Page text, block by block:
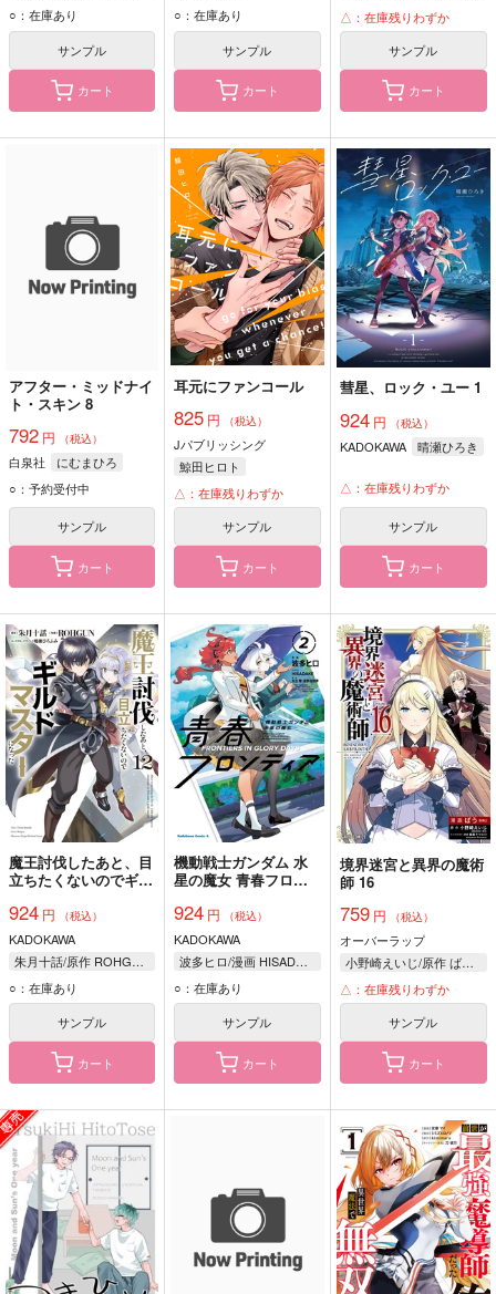
○：在庫あり
サンプル
カート
裏地ろくろ/原作
○：在庫あり
サンプル
カート
△：在庫残りわずか
サンプル
カート
アフター・ミッドナイ
ト・スキン 8
792 円 （税込）
白泉社
にむまひろ
○：予約受付中
サンプル
カート
耳元にファンコール
825 円 （税込）
Jパブリッシング
鯨田ヒロト
△：在庫残りわずか
サンプル
カート
彗星、ロック・ユー 1
924円 （税込）
KADOKAWA 晴瀬ひろき
△：在庫残りわずか
サンプル
カート
魔王討伐したあと、目
立ちたくないのでギル
12
924 円 （税込）
KADOKAWA
朱月十話/原作 ROHGUN/作画 鳴瀬ひろふみ/キャラクターデザイン
○：在庫あり
サンプル
カート
機動戦士ガンダム 水
星の魔女 青春フロン
924 円 （税込）
KADOKAWA
波多ヒロ/漫画 HISADAKE/シナリオ 矢立肇/原作 富野由悠季/原作
○：在庫あり
サンプル
カート
境界迷宮と異界の魔術
師 16
759円 （税込）
オーバーラップ
小野崎えいじ/原作 ばう/漫画 鍋島テツヒロ/キャラクター原案
△：在庫残りわずか
サンプル
カート